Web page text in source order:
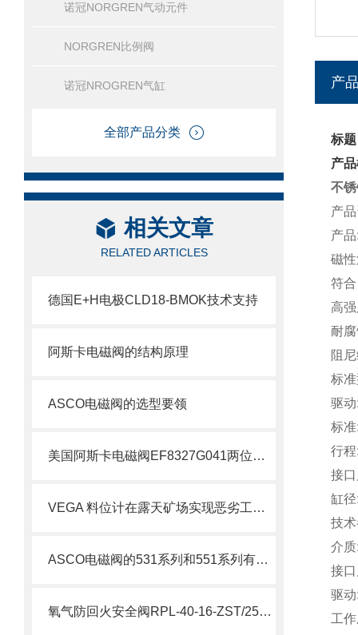
诺冠NORGREN气动元件
NORGREN比例阀
诺冠NROGREN气缸
全部产品分类
相关文章
RELATED ARTICLES
德国E+H电极CLD18-BMOK技术支持
阿斯卡电磁阀的结构原理
ASCO电磁阀的选型要领
美国阿斯卡电磁阀EF8327G041两位四通技术
VEGA 料位计在露天矿场实现恶劣工况下的精准测量
ASCO电磁阀的531系列和551系列有什么差别
氧气防回火安全阀RPL-40-16-ZST/250/FL说明
产
标
产
不
产
产
磁
符
高
耐
阻
标
驱
标
行
接
缸
技
介
接
驱
工